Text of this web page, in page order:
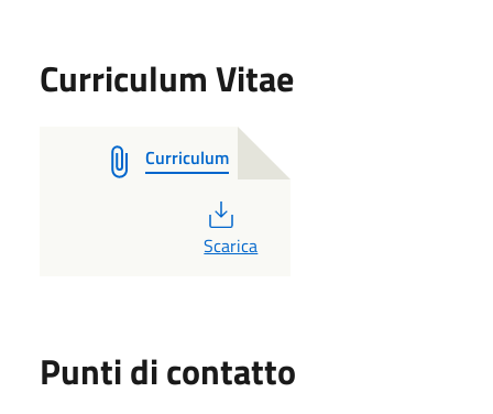
Curriculum Vitae
Curriculum
PDF
Scarica
Punti di contatto